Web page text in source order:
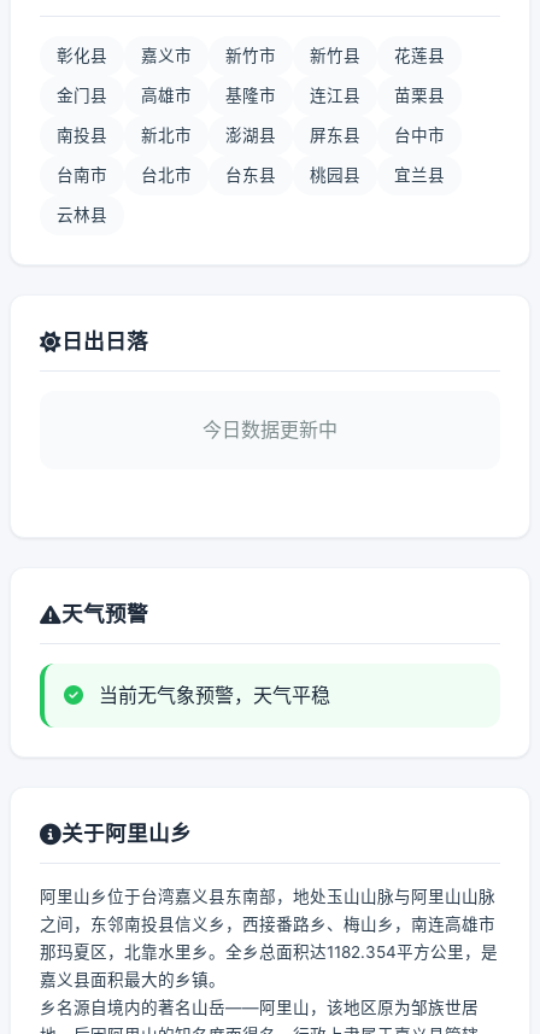
彰化县 嘉义市 新竹市 新竹县 花莲县
金门县 高雄市 基隆市 连江县 苗栗县
南投县 新北市 澎湖县 屏东县 台中市
台南市 台北市 台东县 桃园县 宜兰县
云林县
日出日落
今日数据更新中
天气预警
当前无气象预警，天气平稳
关于阿里山乡
阿里山乡位于台湾嘉义县东南部，地处玉山山脉与阿里山山脉
之间，东邻南投县信义乡，西接番路乡、梅山乡，南连高雄市
那玛夏区，北靠水里乡。全乡总面积达1182.354平方公里，是
嘉义县面积最大的乡镇。
乡名源自境内的著名山岳——阿里山，该地区原为邹族世居